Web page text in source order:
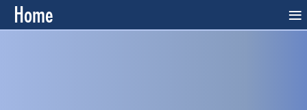
Home ≡